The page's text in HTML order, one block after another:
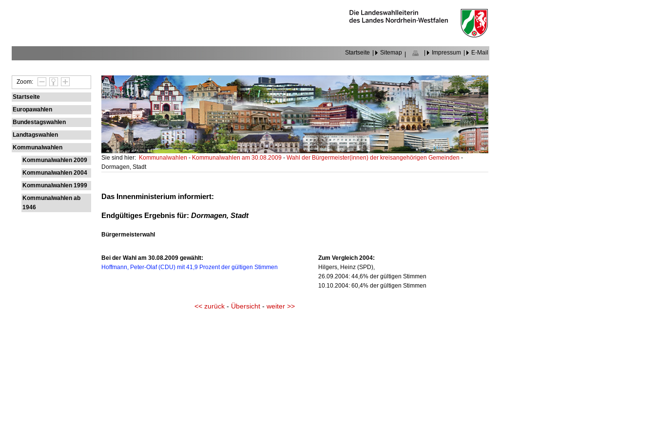
Startseite Sitemap Impressum E-Mail
Zoom:
Startseite
Europawahlen
Bundestagswahlen
Landtagswahlen
Kommunalwahlen
Kommunalwahlen 2009
Kommunalwahlen 2004
Kommunalwahlen 1999
Kommunalwahlen ab
1946
Sie sind hier: Kommunalwahlen- Kommunalwahlen am 30.08.2009-Wahl der Bürgermeister(innen) der kreisangehörigen Gemeinden-
Dormagen, Stadt
Das Innenministerium informiert:
Endgültiges Ergebnis für: Dormagen, Stadt
Bürgermeisterwahl
Bei der Wahl am 30.08.2009 gewählt:
Hoffmann, Peter-Olaf (CDU) mit 41,9 Prozent der gültigen Stimmen
Zum Vergleich 2004:
Hilgers, Heinz (SPD),
26.09.2004: 44,6% der gültigen Stimmen
10.10.2004: 60,4% der gültigen Stimmen
<< zurück - Übersicht -weiter >>